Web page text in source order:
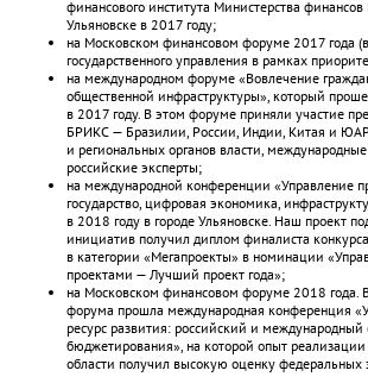
финансового института Министерства
Ульяновске в 2017 году;
на Московском финансовом форуме 2017 года
государственного управления в рамках
на международном форуме «Вовлечение
общественной инфраструктуры», который
в 2017 году. В этом форуме приняли участие
БРИКС — Бразилии, России, Индии, Китая и
и региональных органов власти,
российские эксперты;
на международной конференции «Управление
государство, цифровая экономика,
в 2018 году в городе Ульяновске. Наш проект
инициатив получил диплом финалиста
в категории «Мегапроекты» в номинации
проектами — Лучший проект года»;
на Московском финансовом форуме 2018 года.
форума прошла международная конференция
ресурс развития: российский и
бюджетирования», на которой опыт
области получил высокую оценку федеральных